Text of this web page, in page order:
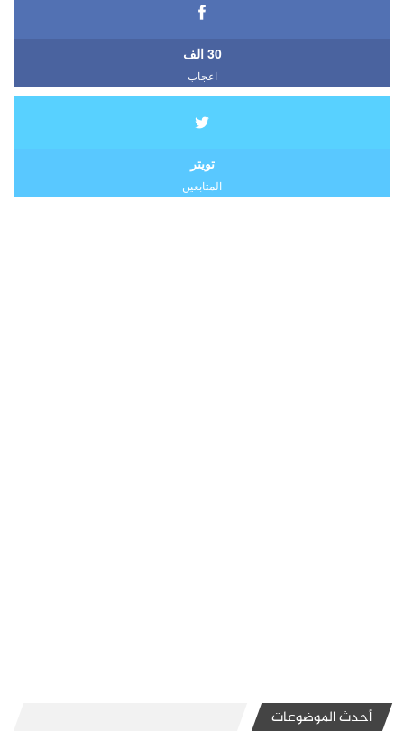
30 الف
اعجاب
تويتر
المتابعين
أحدث الموضوعات